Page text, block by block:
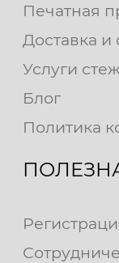
Печатная
Доставка и
Услуги
Блог
Политика